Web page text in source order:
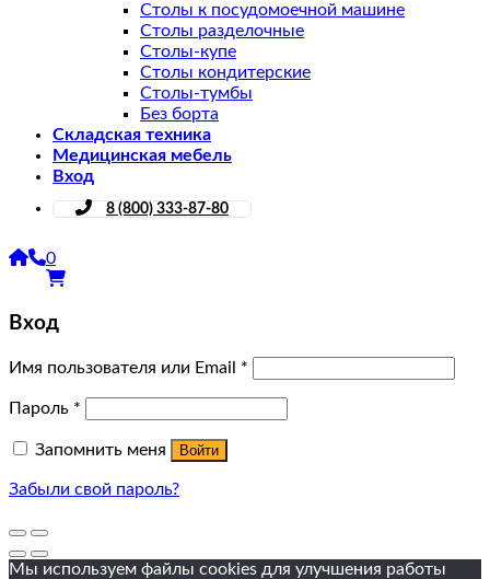
Столы к посудомоечной машине
Столы разделочные
Столы-купе
Столы кондитерские
Столы-тумбы
Без борта
Складская техника
Медицинская мебель
Вход
8 (800) 333-87-80
0
Вход
Имя пользователя или Email *
Пароль *
Запомнить меня Войти
Забыли свой пароль?
Мы используем файлы cookies для улучшения работы